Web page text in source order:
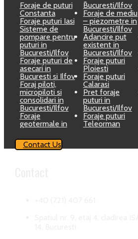
Foraje de puturi
Constanta
Foraje puturi Iasi
Sisteme de
pompare pentru
puturi in
Bucuresti/Ilfov
Foraje puturi de
asecari in
Bucuresti si Ilfov
Foraj piloti,
micropiloti si
consolidari in
Bucuresti/Ilfov
Foraje
geotermale in
Bucuresti/Ilfov
Foraje de mediu
– piezometre in
Bucuresti/Ilfov
Adancire put
existent in
Bucuresti/Ilfov
Foraje puturi
Ploiesti
Foraje puturi
Calarasi
Pret foraje
puturi in
Bucuresti/Ilfov
Foraje puturi
Teleorman
Contact Us